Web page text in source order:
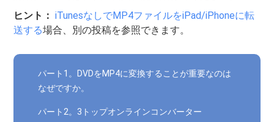
ヒント： iTunesなしでMP4ファイルをiPad/iPhoneに転
送する場合、別の投稿を参照できます。
パート1。DVDをMP4に変換することが重要なのは
なぜですか。
パート2。3トップオンラインコンバーター